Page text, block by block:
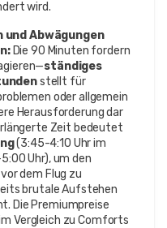
wird.
und Abwägungen
Die 90 Minuten fordern
ständiges
stellt für
oder allgemein
Herausforderung dar
Zeit bedeutet
(3:45-4:10 Uhr im
Uhr), um den
dem Flug zu
brutale Aufstehen
Die Premiumpreise
Vergleich zu Comforts